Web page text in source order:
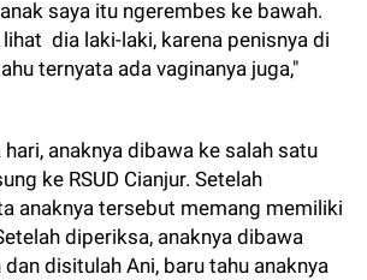
saya itu ngerembes ke bawah.
dia laki-laki, karena penisnya di
ternyata ada vaginanya juga,"
anaknya dibawa ke salah satu
ke RSUD Cianjur. Setelah
anaknya tersebut memang memiliki
diperiksa, anaknya dibawa
disitulah Ani, baru tahu anaknya